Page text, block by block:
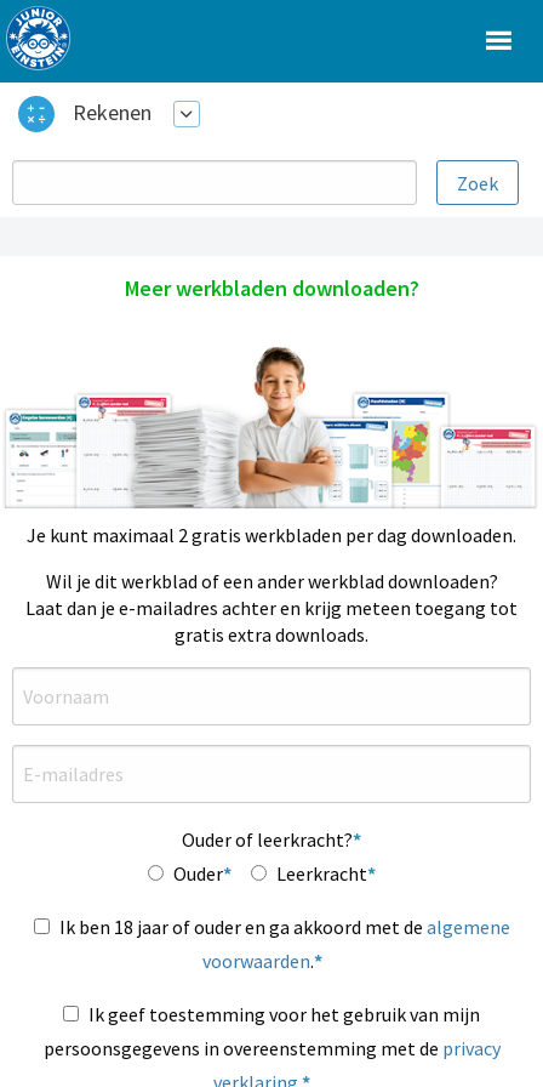
Rekenen
Meer werkbladen downloaden?
Je kunt maximaal 2 gratis werkbladen per dag downloaden.
Wil je dit werkblad of een ander werkblad downloaden?
Laat dan je e-mailadres achter en krijg meteen toegang tot
gratis extra downloads.
Ouder of leerkracht?
Ouder
Leerkracht
Ik ben 18 jaar of ouder en ga akkoord met de algemene
voorwaarden.
Ik geef toestemming voor het gebruik van mijn
persoonsgegevens in overeenstemming met de privacy